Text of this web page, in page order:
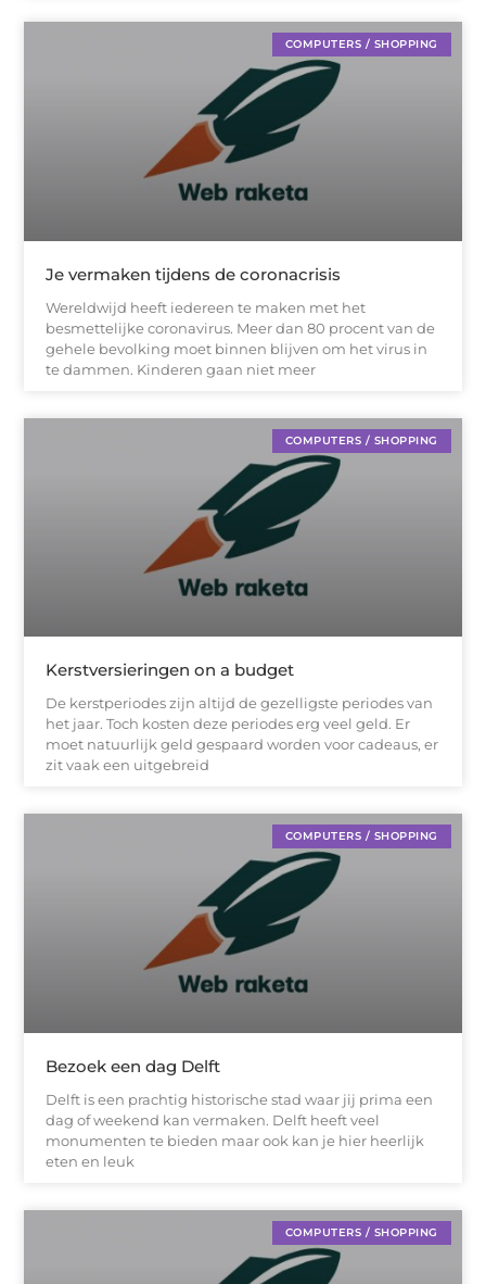
COMPUTERS / SHOPPING
Je vermaken tijdens de coronacrisis
Wereldwijd heeft iedereen te maken met het
besmettelijke coronavirus. Meer dan 80 procent van de
gehele bevolking moet binnen blijven om het virus in
te dammen. Kinderen gaan niet meer
COMPUTERS / SHOPPING
Kerstversieringen on a budget
De kerstperiodes zijn altijd de gezelligste periodes van
het jaar. Toch kosten deze periodes erg veel geld. Er
moet natuurlijk geld gespaard worden voor cadeaus, er
zit vaak een uitgebreid
COMPUTERS / SHOPPING
Bezoek een dag Delft
Delft is een prachtig historische stad waar jij prima een
dag of weekend kan vermaken. Delft heeft veel
monumenten te bieden maar ook kan je hier heerlijk
eten en leuk
COMPUTERS / SHOPPING